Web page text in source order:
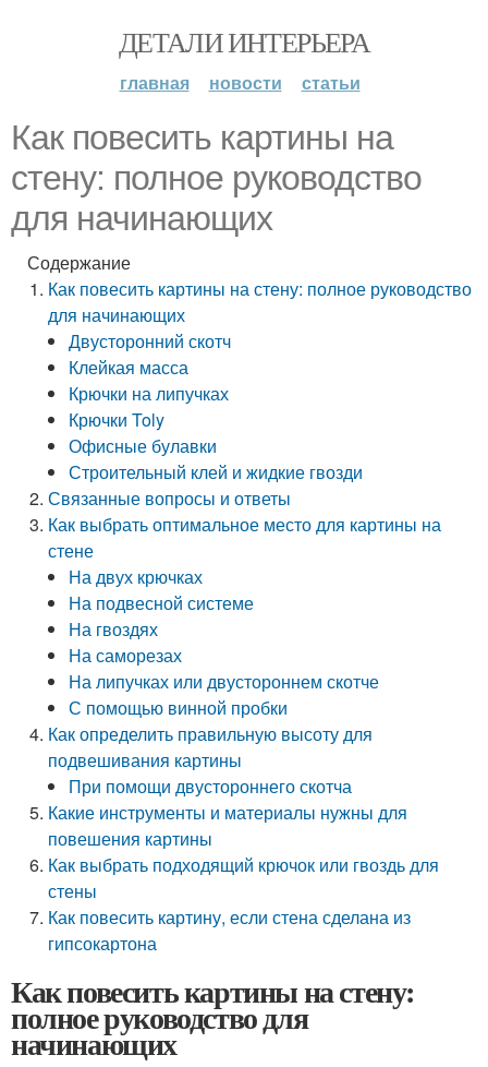
ДЕТАЛИ ИНТЕРЬЕРА
главная новости статьи
Как повесить картины на
стену: полное руководство
для начинающих
Содержание
Как повесить картины на стену: полное руководство
для начинающих
Двусторонний скотч
Клейкая масса
Крючки на липучках
Крючки Toly
Офисные булавки
Строительный клей и жидкие гвозди
Связанные вопросы и ответы
Как выбрать оптимальное место для картины на
стене
На двух крючках
На подвесной системе
На гвоздях
На саморезах
На липучках или двустороннем скотче
С помощью винной пробки
Как определить правильную высоту для
подвешивания картины
При помощи двустороннего скотча
Какие инструменты и материалы нужны для
повешения картины
Как выбрать подходящий крючок или гвоздь для
стены
Как повесить картину, если стена сделана из
гипсокартона
Как повесить картины на стену:
полное руководство для
начинающих